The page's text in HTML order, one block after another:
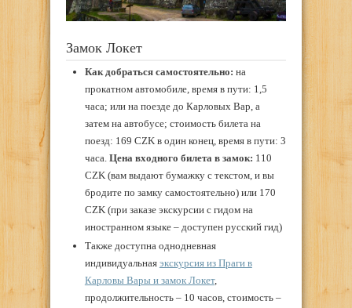
Замок Локет
Как добраться самостоятельно: на
прокатном автомобиле, время в пути: 1,5
часа; или на поезде до Карловых Вар, а
затем на автобусе; стоимость билета на
поезд: 169 CZK в один конец, время в пути: 3
часа. Цена входного билета в замок: 110
CZK (вам выдают бумажку с текстом, и вы
бродите по замку самостоятельно) или 170
CZK (при заказе экскурсии с гидом на
иностранном языке – доступен русский гид)
Также доступна однодневная
индивидуальная экскурсия из Праги в
Карловы Вары и замок Локет,
продолжительность – 10 часов, стоимость –